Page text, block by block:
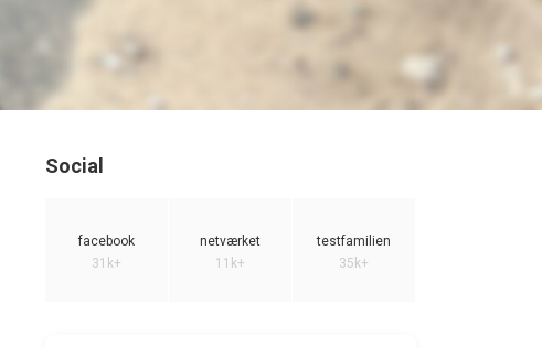
Social
facebook
31k+
netværket
11k+
testfamilien
35k+